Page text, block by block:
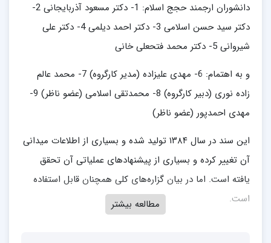
دانشوران ارجمند حجج اسلام: 1- دكتر مسعود آذربايجانى 2-
دكتر سيد حسن اسلامى 3- دكتر احمد ديلمى 4- دكتر على
شيروانى 5- دكتر محمد فتحعلى خانى
و به اهتمام: 6- مهدى عليزاده (مدير كارگروه) 7- محمد عالم
زاده نورى (دبير كارگروه) 8- محمدتقى اسلامى (عضو ناظر) 9-
مهدى احمدپور (عضو ناظر)
این سند در سال ۱۳۸۴ تولید شده و بسیاری از اطلاعات میدانی
آن تغییر کرده و بسیاری از پیشنهادهای عملیاتی آن تحقق
یافته است. اما در بیان گزاره‌های کلی همچنان قابل استفاده
است.
مطالعه بیشتر